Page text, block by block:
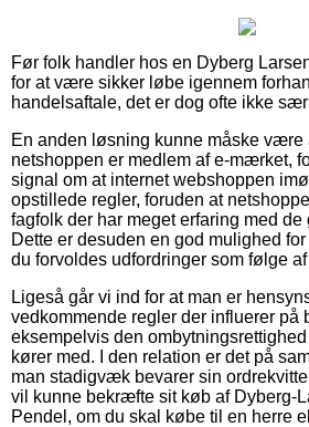
Før folk handler hos en Dyberg
for at være sikker løbe igennem
handelsaftale, det er dog ofte ikke
En anden løsning kunne måske være
netshoppen er medlem af e-mærket,
signal om at internet webshoppen
opstillede regler, foruden at
fagfolk der har meget erfaring med
Dette er desuden en god mulighed
du forvoldes udfordringer som følge
Ligeså går vi ind for at man er
vedkommende regler der influerer på
eksempelvis den
kører med. I den relation er det på
man stadigvæk bevarer sin
vil kunne bekræfte sit køb af Dyberg-
Pendel, om du skal købe til en herre